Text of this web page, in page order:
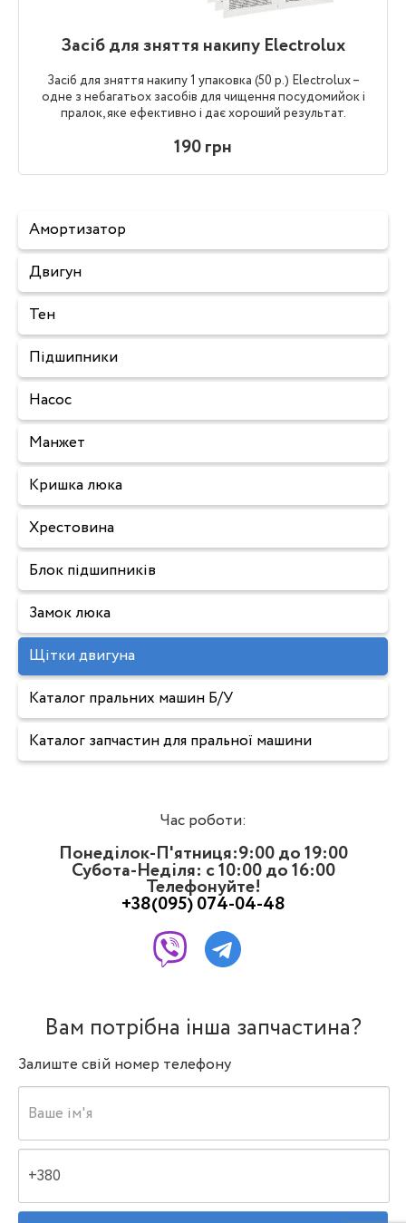
Засіб для зняття накипу Electrolux
Засіб для зняття накипу 1 упаковка (50 р.) Electrolux –
одне з небагатьох засобів для чищення посудомийок і
пралок, яке ефективно і дає хороший результат.
190 грн
Амортизатор
Двигун
Тен
Підшипники
Насос
Манжет
Кришка люка
Хрестовина
Блок підшипників
Замок люка
Щітки двигуна
Каталог пральних машин Б/У
Каталог запчастин для пральної машини
Час роботи:
Понеділок-П'ятниця:9:00 до 19:00
Субота-Неділя: с 10:00 до 16:00
Телефонуйте!
+38(095) 074-04-48
Вам потрібна інша запчастина?
Залиште свій номер телефону